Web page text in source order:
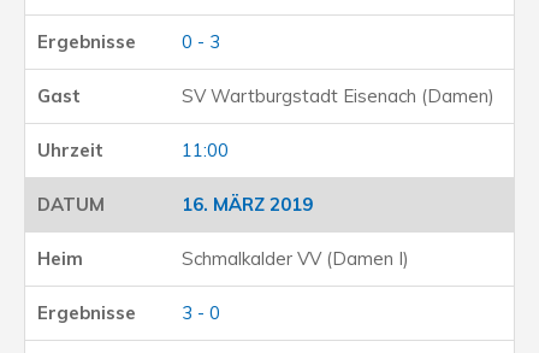
0 - 3
SV Wartburgstadt Eisenach (Damen)
11:00
16. MÄRZ 2019
Schmalkalder VV (Damen I)
3 - 0